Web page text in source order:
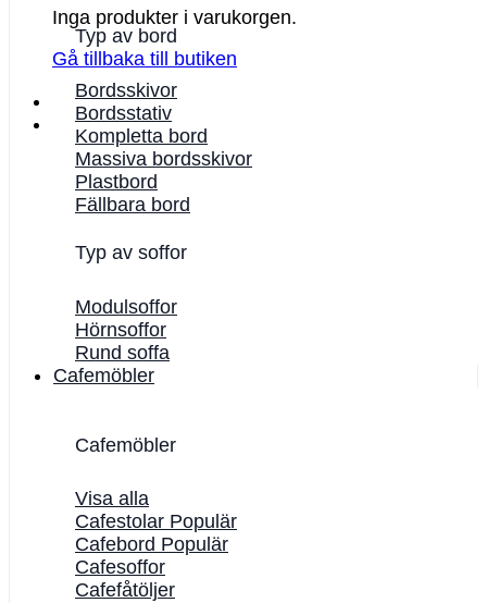
Inga produkter i varukorgen.
Gå tillbaka till butiken
Typ av bord
Bordsskivor
Bordsstativ
Kompletta bord
Massiva bordsskivor
Plastbord
Fällbara bord
Typ av soffor
Modulsoffor
Hörnsoffor
Rund soffa
Cafemöbler
Cafemöbler
Visa alla
Cafestolar
Cafebord
Cafesoffor
Cafefåtöljer